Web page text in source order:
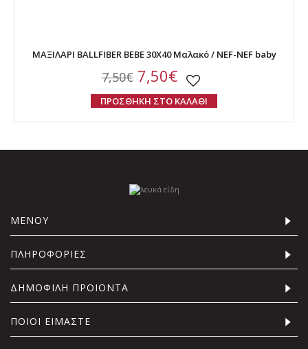
ΜΑΞΙΛΑΡΙ BALLFIBER BEBE 30X40 Μαλακό / NEF-NEF baby
7,50€7,50€
ΠΡΟΣΘΗΚΗ ΣΤΟ ΚΑΛΑΘΙ
ΜΕΝΟΥ
ΠΛΗΡΟΦΟΡΙΕΣ
ΔΗΜΟΦΙΛΗ ΠΡΟΙΟΝΤΑ
ΠΟΙΟΙ ΕΙΜΑΣΤΕ